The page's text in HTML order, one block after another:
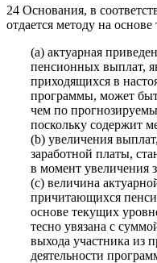
24 Основания, в
отдается методу на
(a) актуарная
пенсионных выплат,
приходящихся в
программы, может
чем по
поскольку содержит
(b) увеличения
заработной платы,
в момент увеличения
(c) величина
причитающихся
основе текущих
тесно увязана с
выхода участника из
деятельности